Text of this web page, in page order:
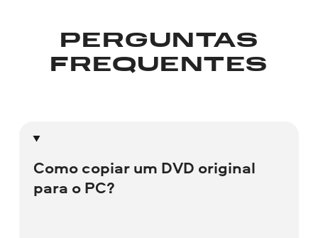
PERGUNTAS
FREQUENTES
Como copiar um DVD original
para o PC?